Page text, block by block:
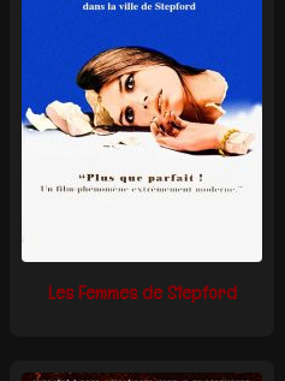
Les Femmes de Stepford